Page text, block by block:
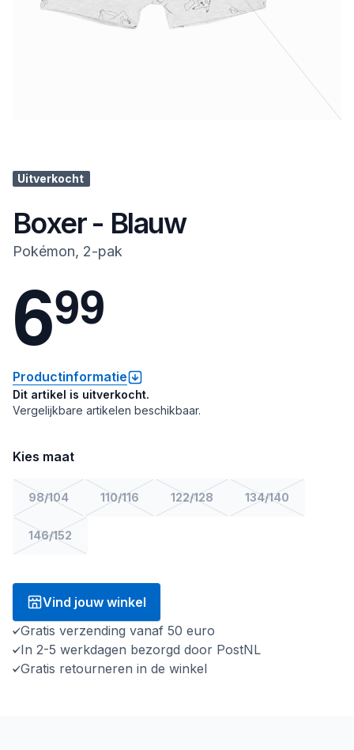
Uitverkocht
Boxer - Blauw
Pokémon, 2-pak
699
Productinformatie
Dit artikel is uitverkocht.
Vergelijkbare artikelen beschikbaar.
Kies maat
98/104 110/116 122/128 134/140
146/152
Vind jouw winkel
Gratis verzending vanaf 50 euro
In 2-5 werkdagen bezorgd door PostNL
Gratis retourneren in de winkel